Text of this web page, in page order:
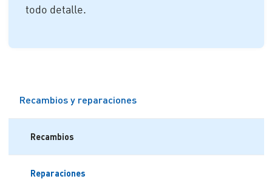
Recambios y reparaciones
Recambios
Reparaciones
todo detalle.